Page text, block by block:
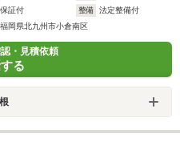
保証付 整備
法定整備付
福岡県北九州市小倉南区
・見積依頼
る